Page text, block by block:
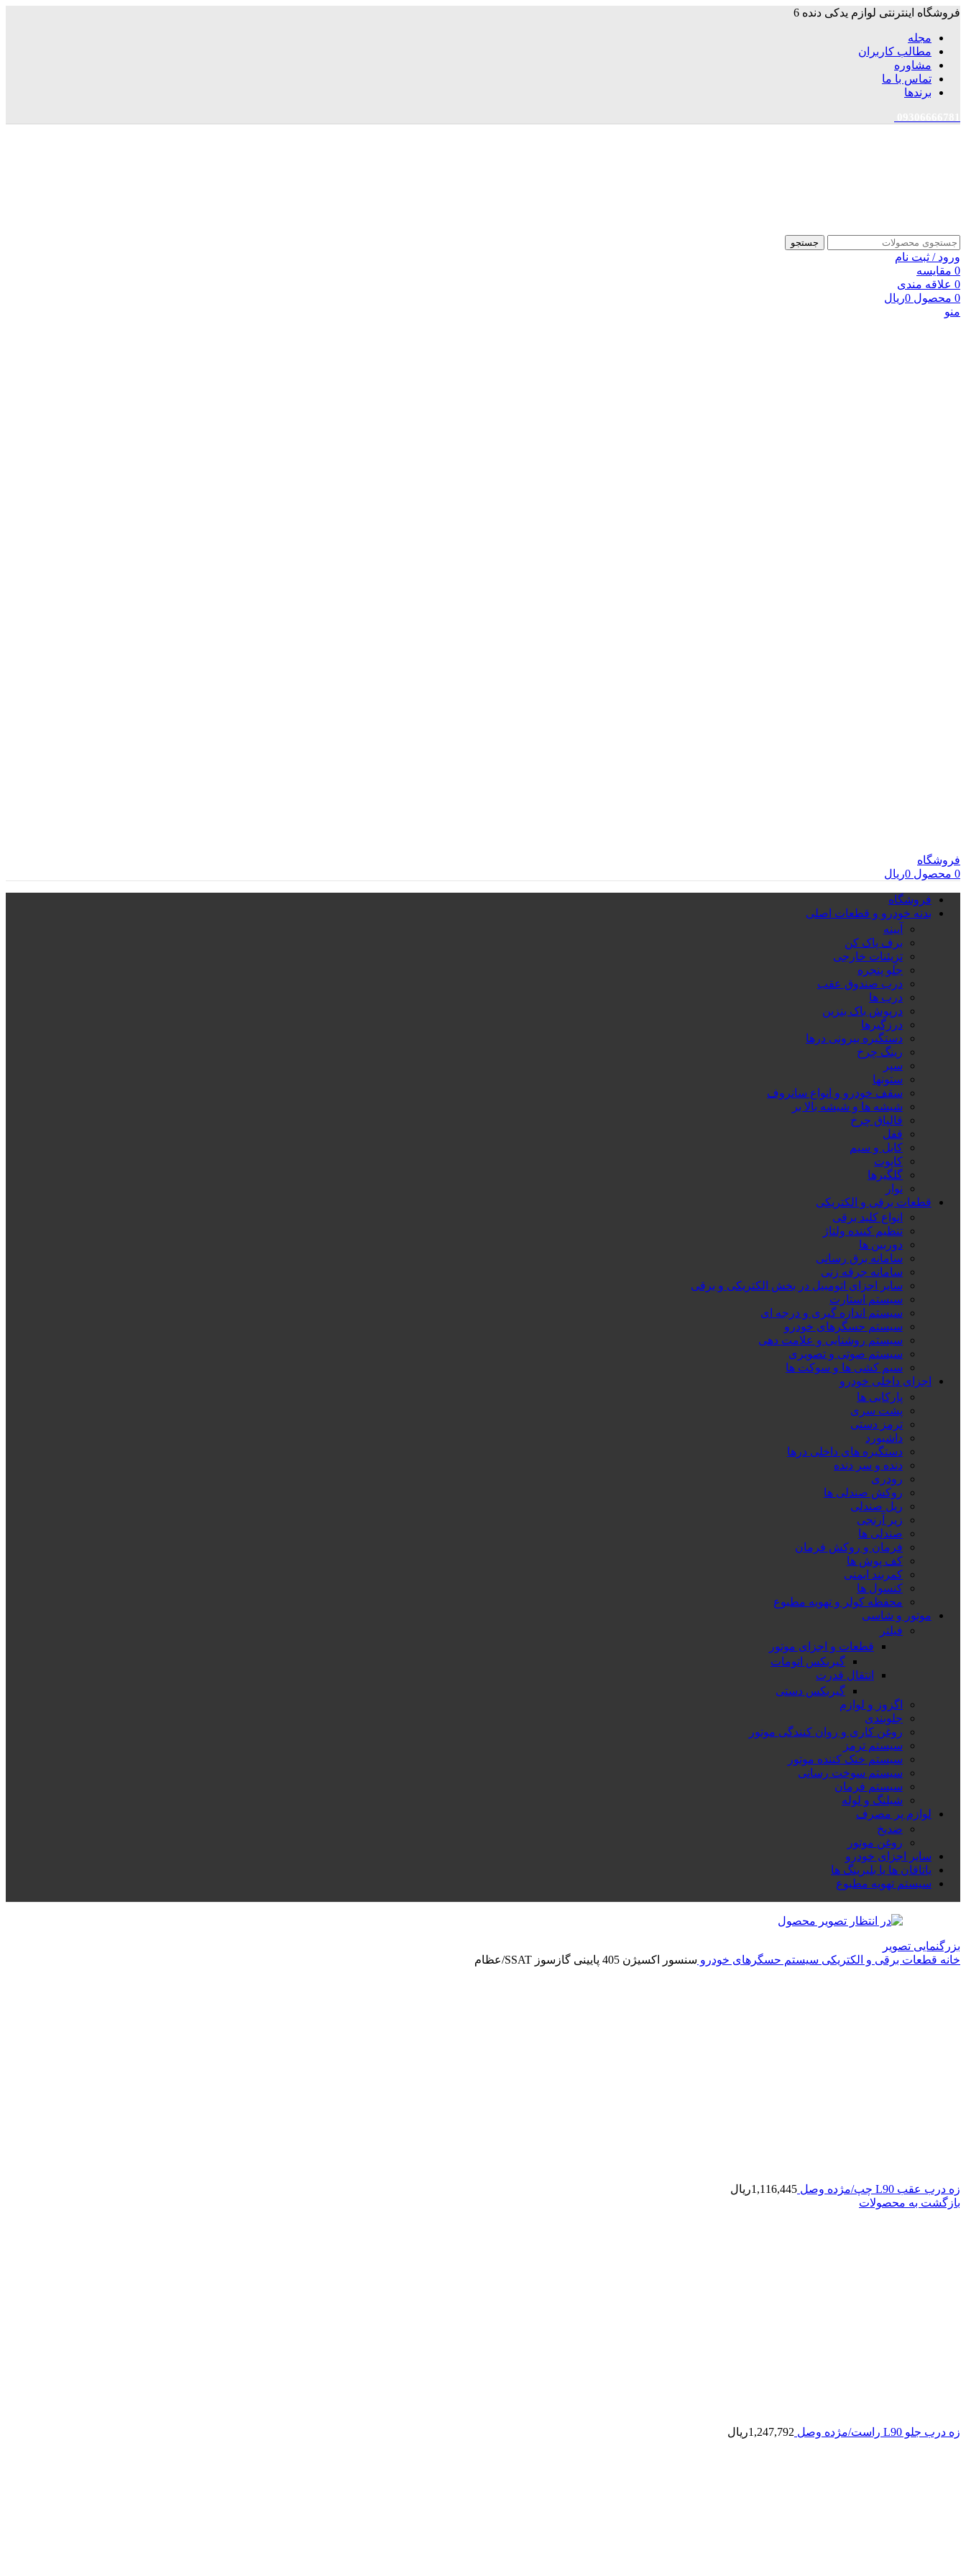
فروشگاه اینترنتی لوازم یدکی دنده 6
مجله
مطالب کاربران
مشاوره
تماس با ما
برندها
جستجو
ورود / ثبت نام
0 مقایسه
0 علاقه مندی
0 محصول 0ریال
منو
فروشگاه
0 محصول 0ریال
فروشگاه
بدنه خودرو و قطعات اصلی
آیینه
برف پاک کن
تزِیئنات خارجی
جلو پنجره
درب صندوق عقب
درب ها
درپوش باک بنزین
درزگیرها
دستگیره بیرونی درها
رینگ چرخ
سپر
ستونها
سقف خودرو و انواع سانروف
شیشه ها و شیشه بالا بر
قالپاق چرخ
قفل
کابل و سیم
کاپوت
گلگیرها
نوار
قطعات برقی و الکتریکی
انواع کلید برقی
تنظیم کننده ولتاژ
دوربین ها
سامانه برق رسانی
سامانه جرقه زنی
سایر اجزای اتومبیل در بخش الکتریکی و برقی
سیستم استارت
سیستم اندازه گیری و درجه ای
سیستم حسگرهای خودرو
سیستم روشنایی و علامت دهی
سیستم صوتی و تصویری
سیم کشی ها و سوکت ها
اجزای داخلی خودرو
پارکابی ها
پشت سری
ترمز دستی
داشبورد
دستگیره های داخلی درها
دنده و سر دنده
رودری
روکش صندلی ها
ریل صندلی
زیر آرنجی
صندلی ها
فرمان و روکش فرمان
کف پوش ها
کمربند ایمنی
کنسول ها
محفظه کولر و تهویه مطبوع
موتور و شاسی
فیلتر
قطعات و اجزای موتور
گیربکس اتومات
انتقال قدرت
گیربکس دستی
اگزوز و لوازم
جلوبندی
روغن کاری و روان کنندگی موتور
سیستم ترمز
سیستم خنک کننده موتور
سیستم سوخت رسانی
سیستم فرمان
شیلنگ و لوله
لوازم پر مصرف
ضدیخ
روغن موتور
سایر اجزای خودرو
یاتاقان ها یا بلبرینگ ها
سیستم تهویه مطبوع
بزرگنمایی تصویر
خانه قطعات برقی و الکتریکی سیستم حسگرهای خودرو سنسور اکسیژن 405 پایینی گازسوز SSAT/عظام
زه درب عقب L90 چپ/مژده وصل 1,116,445ریال
بازگشت به محصولات
زه درب جلو L90 راست/مژده وصل 1,247,792ریال